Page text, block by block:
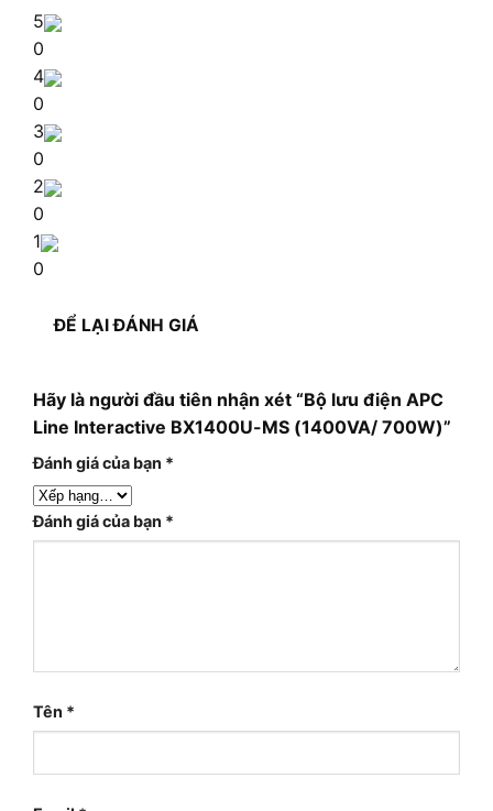
5
0
4
0
3
0
2
0
1
0
ĐỂ LẠI ĐÁNH GIÁ
Hãy là người đầu tiên nhận xét “Bộ lưu điện APC
Line Interactive BX1400U-MS (1400VA/ 700W)”
Đánh giá của bạn *
Đánh giá của bạn *
Tên *